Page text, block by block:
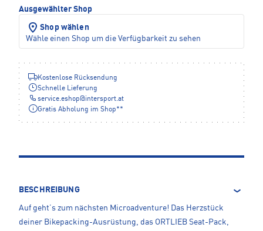
Ausgewählter Shop
Shop wählen
Wähle einen Shop um die Verfügbarkeit zu sehen
Kostenlose Rücksendung
Schnelle Lieferung
service.eshop@ intersport.at
Gratis Abholung im Shop**
BESCHREIBUNG
Auf geht’s zum nächsten Microadventure! Das Herzstück
deiner Bikepacking-Ausrüstung, das ORTLIEB Seat-Pack,